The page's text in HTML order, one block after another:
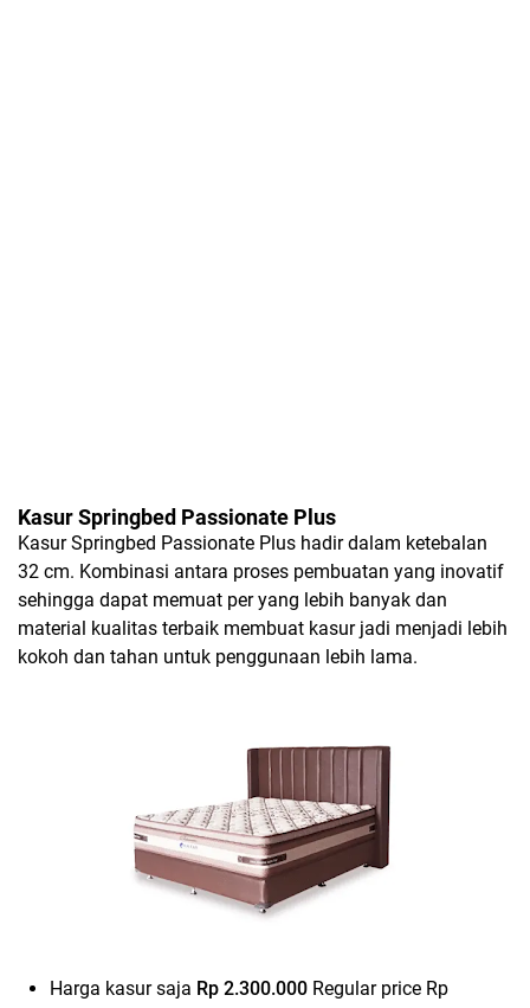
Kasur Springbed Passionate Plus
Kasur Springbed Passionate Plus hadir dalam ketebalan
32 cm. Kombinasi antara proses pembuatan yang inovatif
sehingga dapat memuat per yang lebih banyak dan
material kualitas terbaik membuat kasur jadi menjadi lebih
kokoh dan tahan untuk penggunaan lebih lama.
Harga kasur saja Rp 2.300.000 Regular price Rp